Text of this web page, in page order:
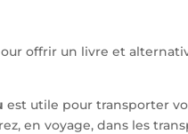
offrir un livre et
est utile pour transporter
en voyage, dans les